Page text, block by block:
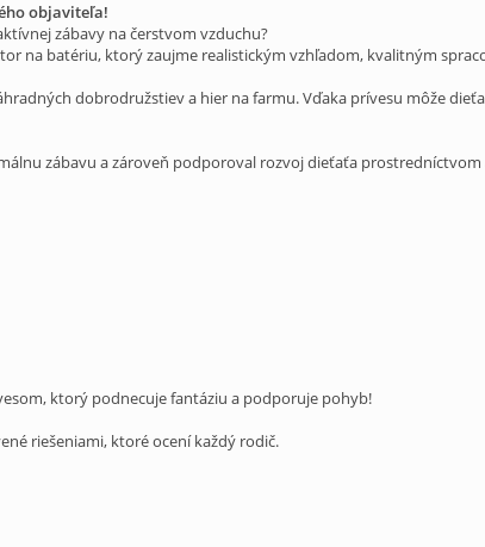
objaviteľa!
zábavy na čerstvom vzduchu?
na batériu, ktorý zaujme realistickým vzhľadom, kvalitným
dobrodružstiev a hier na farmu. Vďaka prívesu môže
zábavu a zároveň podporoval rozvoj dieťaťa
ktorý podnecuje fantáziu a podporuje pohyb!
riešeniami, ktoré ocení každý rodič.